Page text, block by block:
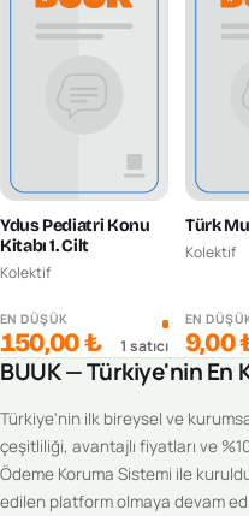
Ydus Pediatri Konu
Kitabı 1. Cilt
Kolektif
EN DÜŞÜK
150,00 ₺ 1 satıcı
Türk
Kolektif
EN
9,00
BUUK — Türkiye'nin En
Türkiye'nin ilk bireysel ve
çeşitliliği, avantajlı fiyatları ve
Ödeme Koruma Sistemi ile
edilen platform olmaya devam